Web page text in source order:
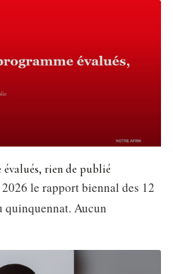
évalués, rien de publié
le rapport biennal des 12
quinquennat. Aucun